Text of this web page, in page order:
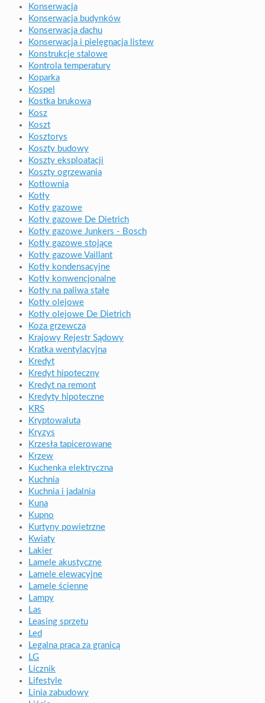
Konserwacja
Konserwacja budynków
Konserwacja dachu
Konserwacja i pielęgnacja listew
Konstrukcje stalowe
Kontrola temperatury
Koparka
Kospel
Kostka brukowa
Kosz
Koszt
Kosztorys
Koszty budowy
Koszty eksploatacji
Koszty ogrzewania
Kotłownia
Kotły
Kotły gazowe
Kotły gazowe De Dietrich
Kotły gazowe Junkers - Bosch
Kotły gazowe stojące
Kotły gazowe Vaillant
Kotły kondensacyjne
Kotły konwencjonalne
Kotły na paliwa stałe
Kotły olejowe
Kotły olejowe De Dietrich
Koza grzewcza
Krajowy Rejestr Sądowy
Kratka wentylacyjna
Kredyt
Kredyt hipoteczny
Kredyt na remont
Kredyty hipoteczne
KRS
Kryptowaluta
Kryzys
Krzesła tapicerowane
Krzew
Kuchenka elektryczna
Kuchnia
Kuchnia i jadalnia
Kuna
Kupno
Kurtyny powietrzne
Kwiaty
Lakier
Lamele akustyczne
Lamele elewacyjne
Lamele ścienne
Lampy
Las
Leasing sprzętu
Led
Legalna praca za granicą
LG
Licznik
Lifestyle
Linia zabudowy